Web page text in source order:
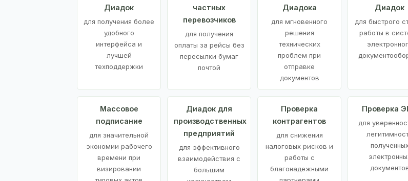
Диадок
для получения более
удобного
интерфейса и
лучшей
техподдержки
частных
перевозчиков
для получения
оплаты за рейсы без
пересылки бумаг
почтой
Диадока
для мгновенного
решения
технических
проблем при
отправке
документов
Диадок
для быстрого
работы в
Массовое
подписание
для значительной
экономии рабочего
времени при
визировании
Диадок для
производственных
предприятий
для эффективного
взаимодействия с
большим
Проверка
контрагентов
для снижения
налоговых рисков и
работы с
благонадежными
Проверка
для